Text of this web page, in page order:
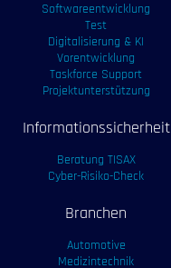
Softwareentwicklung
Test
Digitalisierung & KI
Vorentwicklung
Taskforce Support
Projektunterstützung
Informationssicherheit
Beratung TISAX
Cyber-Risiko-Check
Branchen
Automotive
Medizintechnik